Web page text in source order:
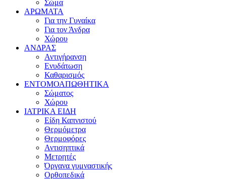
Σώμα
ΑΡΩΜΑΤΑ
Για την Γυναίκα
Για τον Άνδρα
Χώρου
ΑΝΔΡΑΣ
Αντιγήρανση
Ενυδάτωση
Καθαρισμός
ΕΝΤΟΜΟΑΠΩΘΗΤΙΚΑ
Σώματος
Χώρου
ΙΑΤΡΙΚΑ ΕΙΔΗ
Είδη Καπνιστού
Θερμόμετρα
Θερμοφόρες
Αντισηπτικά
Μετρητές
Όργανα γυμναστικής
Ορθοπεδικά